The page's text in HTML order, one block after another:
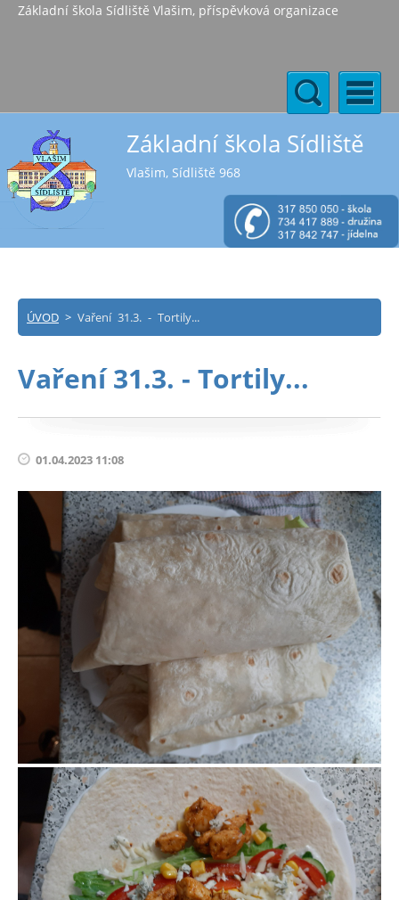
Základní škola Sídliště Vlašim, příspěvková organizace
Základní škola Sídliště
Vlašim, Sídliště 968
ÚVOD > Vaření 31.3. - Tortily...
Vaření 31.3. - Tortily...
01.04.2023 11:08